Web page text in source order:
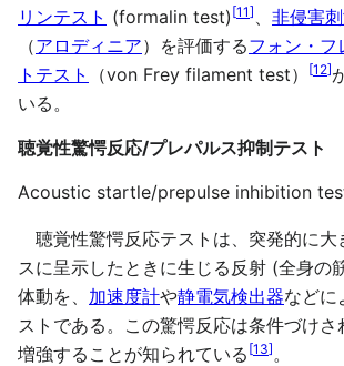
リンテスト (formalin test) [11] 非侵害
（アロディニア）を評価するフォン・フ
トテスト
（von Frey filament test） [12]
いる。
聴覚性驚愕反応/プレパルス抑制テスト
Acoustic startle/prepulse inhibition
聴覚性驚愕反応テストは、突発的に大
スに呈示したときに生じる反射 (全身の
体動を、 加速度計や静電気検出器などに
ストである。この驚愕反応は条件づけさ
増強することが知られている [13] 。